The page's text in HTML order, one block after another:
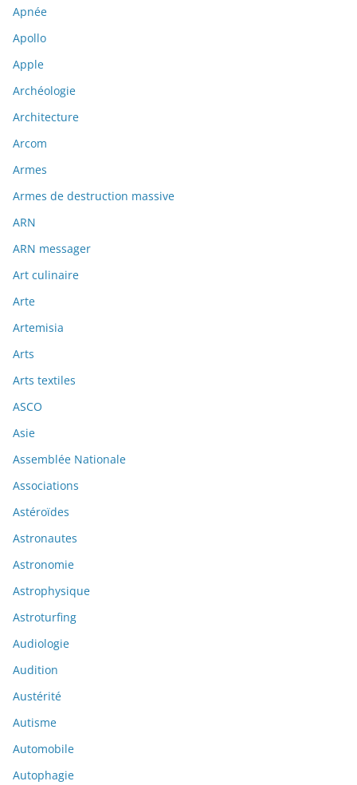
Apnée
Apollo
Apple
Archéologie
Architecture
Arcom
Armes
Armes de destruction massive
ARN
ARN messager
Art culinaire
Arte
Artemisia
Arts
Arts textiles
ASCO
Asie
Assemblée Nationale
Associations
Astéroïdes
Astronautes
Astronomie
Astrophysique
Astroturfing
Audiologie
Audition
Austérité
Autisme
Automobile
Autophagie